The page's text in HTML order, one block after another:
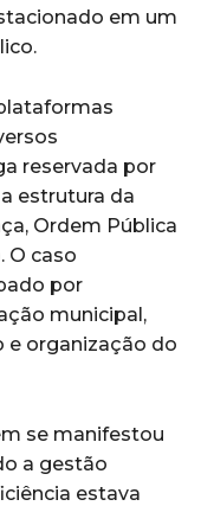
em um
reservada por
estrutura da
Ordem Pública
O caso
por
municipal,
e organização do
se manifestou
a gestão
estava